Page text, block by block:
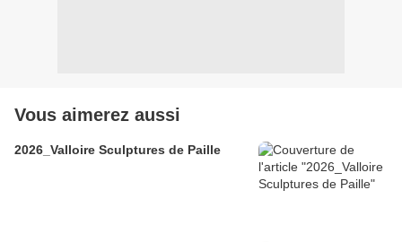
Vous aimerez aussi
2026_Valloire Sculptures de Paille